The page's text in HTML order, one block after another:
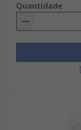
Quantidade